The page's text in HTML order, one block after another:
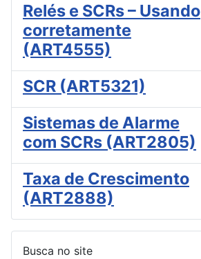
Relés e SCRs – Usando
corretamente
(ART4555)
SCR (ART5321)
Sistemas de Alarme
com SCRs (ART2805)
Taxa de Crescimento
(ART2888)
Busca no site